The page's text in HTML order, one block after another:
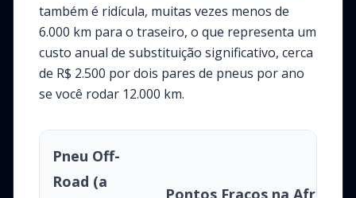
também é ridícula, muitas vezes menos de
6.000 km para o traseiro, o que representa um
custo anual de substituição significativo, cerca
de R$ 2.500 por dois pares de pneus por ano
se você rodar 12.000 km.
Pneu Off-
Road (a
Pontos Fracos na Africa